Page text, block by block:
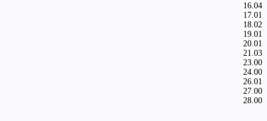
16.04
17.01
18.02
19.01
20.01
21.03
23.00
24.00
26.01
27.00
28.00